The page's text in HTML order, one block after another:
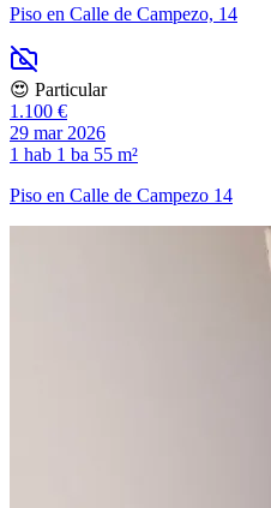
Piso en Calle de Campezo, 14
😍 Particular
1.100 €
29 mar 2026
1 hab 1 ba 55 m²
Piso en Calle de Campezo 14